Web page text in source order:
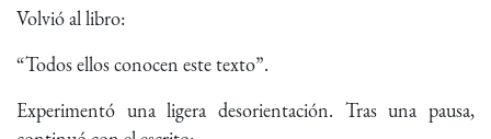
Volvió al libro:
“Todos ellos conocen este texto”.
Experimentó una ligera desorientación. Tras una pausa,